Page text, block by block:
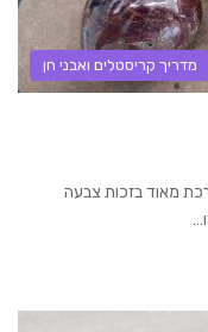
מדריך קריסטלים ואבני חן
מאוד בזכות צבעה